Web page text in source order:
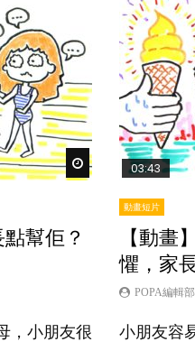
Watch Later
幫佢？
，小朋友很
03:43
動畫短片
【動畫
懼，家
POPA編輯部
小朋友容